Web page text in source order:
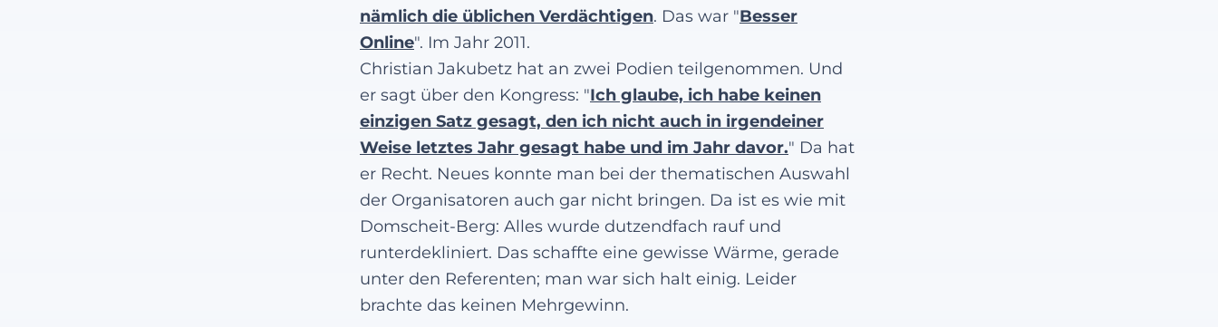
nämlich die üblichen Verdächtigen. Das war "Besser
Online". Im Jahr 2011.
Christian Jakubetz hat an zwei Podien teilgenommen. Und
er sagt über den Kongress: "Ich glaube, ich habe keinen
einzigen Satz gesagt, den ich nicht auch in irgendeiner
Weise letztes Jahr gesagt habe und im Jahr davor." Da hat
er Recht. Neues konnte man bei der thematischen Auswahl
der Organisatoren auch gar nicht bringen. Da ist es wie mit
Domscheit-Berg: Alles wurde dutzendfach rauf und
runterdekliniert. Das schaffte eine gewisse Wärme, gerade
unter den Referenten; man war sich halt einig. Leider
brachte das keinen Mehrgewinn.